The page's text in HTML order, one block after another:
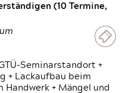
(10 Termine,
Seminarstandort +
+ Lackaufbau beim
Handwerk + Mängel und